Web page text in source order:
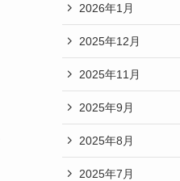
2026年1月
2025年12月
2025年11月
2025年9月
2025年8月
2025年7月